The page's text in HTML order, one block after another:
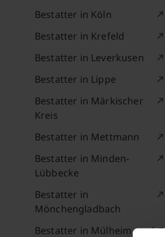
Bestatter in Köln
Bestatter in Krefeld
Bestatter in Leverkusen
Bestatter in Lippe
Bestatter in Märkischer
Kreis
Bestatter in Mettmann
Bestatter in Minden-
Lübbecke
Bestatter in
Mönchengladbach
Bestatter in Mülheim an der